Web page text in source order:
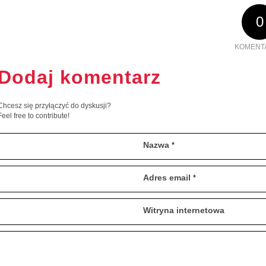
0
komentarz
się przyłączyć do dyskusji?
free to contribute!
Nazwa *
Adres email *
Witryna internetowa